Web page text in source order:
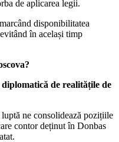
de aplicarea legii.
disponibilitatea
în același timp
de realitățile de
ne consolidează pozițiile
contor deținut în Donbas